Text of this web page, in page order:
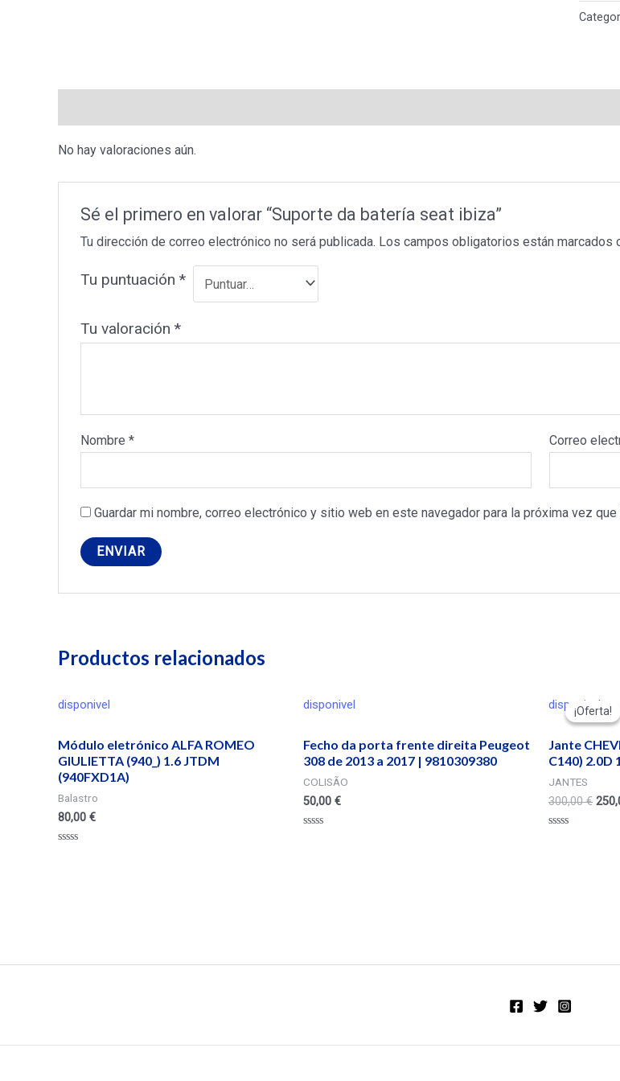
batería
No hay valoraciones aún.
Sé el primero en valorar “Suporte da batería seat ibiza”
Tu dirección de correo electrónico no será publicada. Los campos obligatorios están marcados
Tu puntuación *
Tu valoración *
Nombre * Correo
Guardar mi nombre, correo electrónico y sitio web en este navegador para la próxima vez que
Productos relacionados
disponivel
Módulo eletrónico ALFA ROMEO
GIULIETTA (940_) 1.6 JTDM
(940FXD1A)
Balastro
80,00 €
disponivel
Fecho da porta frente direita Peugeot
308 de 2013 a 2017 | 9810309380
COLISÃO
50,00 €
¡Oferta!
disponivel
¡Oferta!
Jante
C140) 2.0D
JANTES
300,00€